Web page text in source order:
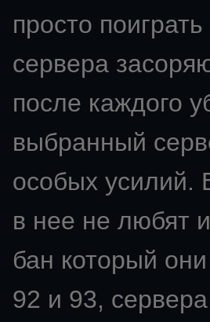
просто
сервера
после каждого
выбранный
особых усилий.
в нее не любят
бан который
92 и 93,